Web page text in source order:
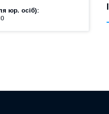
юр. осіб)